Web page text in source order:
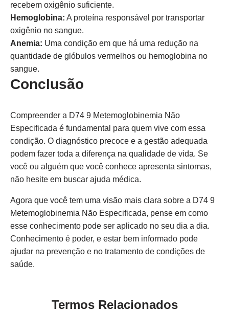
recebem oxigênio suficiente.
Hemoglobina: A proteína responsável por transportar
oxigênio no sangue.
Anemia: Uma condição em que há uma redução na
quantidade de glóbulos vermelhos ou hemoglobina no
sangue.
Conclusão
Compreender a D74 9 Metemoglobinemia Não
Especificada é fundamental para quem vive com essa
condição. O diagnóstico precoce e a gestão adequada
podem fazer toda a diferença na qualidade de vida. Se
você ou alguém que você conhece apresenta sintomas,
não hesite em buscar ajuda médica.
Agora que você tem uma visão mais clara sobre a D74 9
Metemoglobinemia Não Especificada, pense em como
esse conhecimento pode ser aplicado no seu dia a dia.
Conhecimento é poder, e estar bem informado pode
ajudar na prevenção e no tratamento de condições de
saúde.
Termos Relacionados